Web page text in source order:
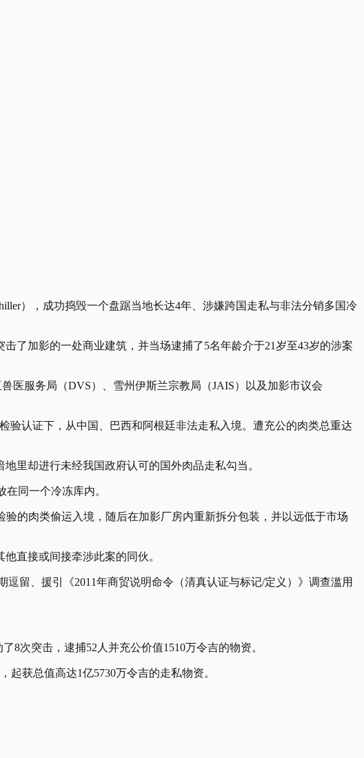
），成功捣毁一个盘踞当地长达4年、涉嫌跨国走私与非法分销多国冷
了加影的一处商业建筑，并当场逮捕了5名年龄介于21岁至43岁的涉案
医服务局（DVS）、雪州伊斯兰宗教局（JAIS）以及加影市议会
验认证下，从中国、巴西和阿根廷非法走私入境。遭充公的肉类总重达
里却进行未经我国政府认可的国外肉品走私勾当。
同一个冷冻库内。
验的肉类偷运入境，随后在加影厂房内重新拆分包装，并以远低于市场
直接或间接牵涉此案的同伙。
留、援引《2011年商贸说明命令（清真认证与标记/定义）》调查滥用
8次突击，逮捕52人并充公价值1510万令吉的物资。
获总值高达1亿5730万令吉的走私物资。